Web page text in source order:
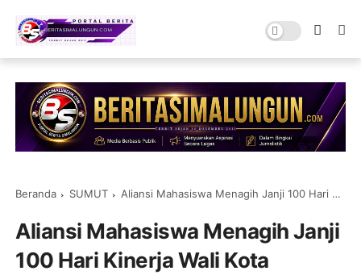
Beranda SUMUT Aliansi Mahasiswa Menagih Janji 100 Hari Kinerja Wali Kota Pamatangsiantar Wesly Silalahi
Aliansi Mahasiswa Menagih Janji
100 Hari Kinerja Wali Kota